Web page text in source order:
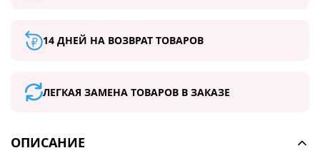
14 ДНЕЙ НА ВОЗВРАТ ТОВАРОВ
ЛЕГКАЯ ЗАМЕНА ТОВАРОВ В ЗАКАЗЕ
ОПИСАНИЕ